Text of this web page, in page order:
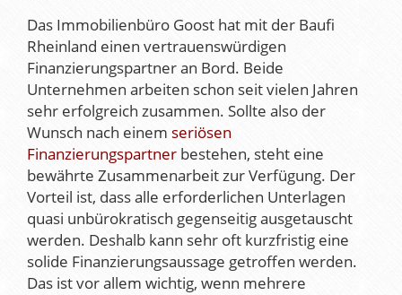
Das Immobilienbüro Goost hat mit der Baufi
Rheinland einen vertrauenswürdigen
Finanzierungspartner an Bord. Beide
Unternehmen arbeiten schon seit vielen Jahren
sehr erfolgreich zusammen. Sollte also der
Wunsch nach einem seriösen
Finanzierungspartner bestehen, steht eine
bewährte Zusammenarbeit zur Verfügung. Der
Vorteil ist, dass alle erforderlichen Unterlagen
quasi unbürokratisch gegenseitig ausgetauscht
werden. Deshalb kann sehr oft kurzfristig eine
solide Finanzierungsaussage getroffen werden.
Das ist vor allem wichtig, wenn mehrere